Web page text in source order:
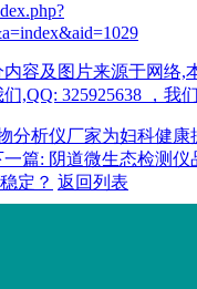
容及图片来源于网络,
,QQ: 325925638 ，我
分析仪厂家为妇科健
一篇: 阴道微生态检测仪
定？ 返回列表